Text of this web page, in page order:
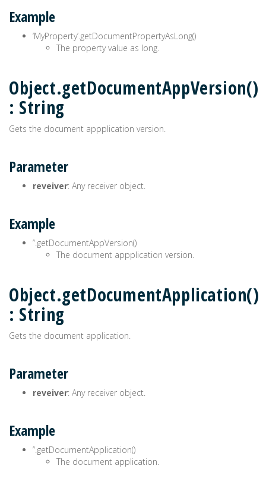
Example
‘MyProperty’.getDocumentPropertyAsLong()
The property value as long.
Object.getDocumentAppVersion()
: String
Gets the document appplication version.
Parameter
reveiver: Any receiver object.
Example
’‘.getDocumentAppVersion()
The document appplication version.
Object.getDocumentApplication()
: String
Gets the document application.
Parameter
reveiver: Any receiver object.
Example
’‘.getDocumentApplication()
The document application.